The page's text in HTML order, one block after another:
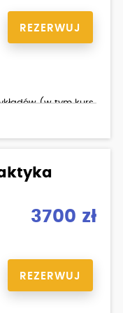
REZERWUJ
(w tym kurs
3700 zł
REZERWUJ